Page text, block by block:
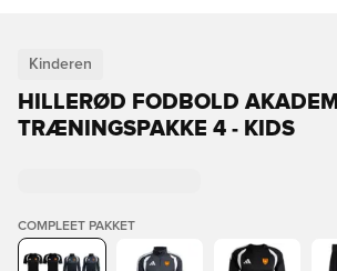
Kinderen
HILLERØD FODBOLD AKADEMI
TRÆNINGSPAKKE 4 - KIDS
COMPLEET PAKKET